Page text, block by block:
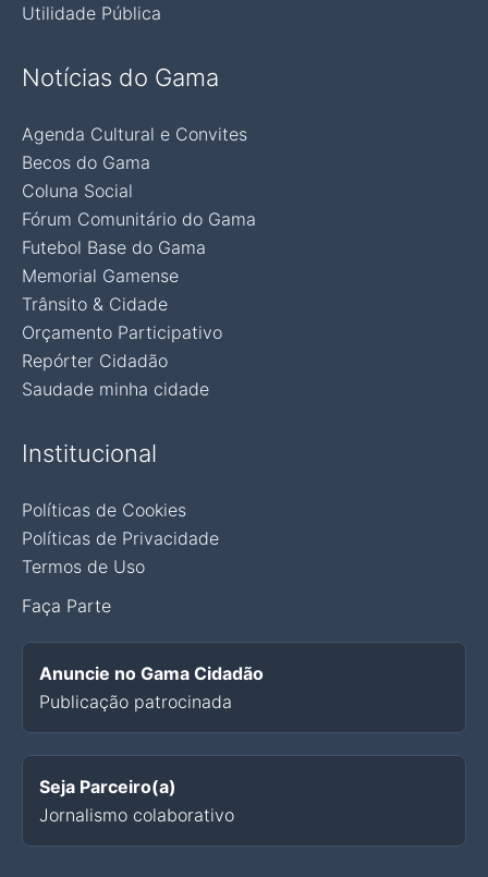
Utilidade Pública
Notícias do Gama
Agenda Cultural e Convites
Becos do Gama
Coluna Social
Fórum Comunitário do Gama
Futebol Base do Gama
Memorial Gamense
Trânsito & Cidade
Orçamento Participativo
Repórter Cidadão
Saudade minha cidade
Institucional
Políticas de Cookies
Políticas de Privacidade
Termos de Uso
Faça Parte
Anuncie no Gama Cidadão
Publicação patrocinada
Seja Parceiro(a)
Jornalismo colaborativo